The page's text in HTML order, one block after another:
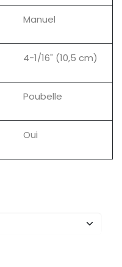
Manuel
4-1/16" (10,5 cm)
Poubelle
Oui